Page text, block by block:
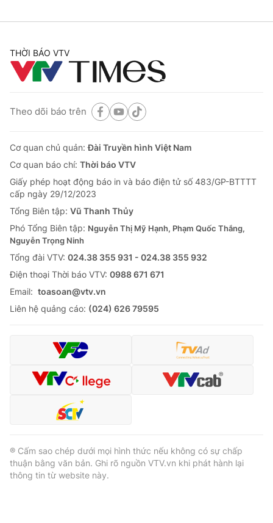
THỜI BÁO VTV
Theo dõi báo trên
Cơ quan chủ quản:Đài Truyền hình Việt Nam
Cơ quan báo chí: Thời báo VTV
Giấy phép hoạt động báo in và báo điện tử số 483/GP-BTTTT
cấp ngày 29/12/2023
Tổng Biên tập: Vũ Thanh Thủy
Phó Tổng Biên tập: Nguyễn Thị Mỹ Hạnh, Phạm Quốc Thắng,
Nguyễn Trọng Ninh
Tổng đài VTV: 024.38 355 931 - 024.38 355 932
Ðiện thoại Thời báo VTV: 0988 671 671
Email: toasoan@vtv.vn
Liên hệ quảng cáo: (024) 626 79595
® Cấm sao chép dưới mọi hình thức nếu không có sự chấp
thuận bằng văn bản. Ghi rõ nguồn VTV.vn khi phát hành lại
thông tin từ website này.